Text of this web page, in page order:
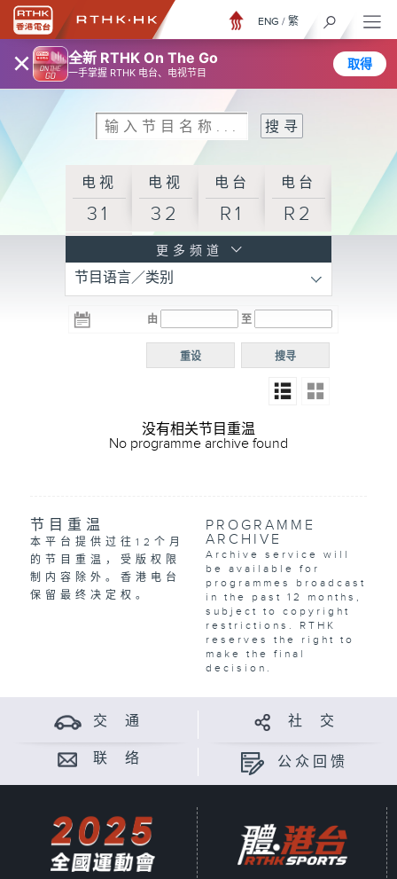
× 全新 RTHK On The Go
一手掌握 RTHK 电台、电视节目
取得
ENG / 繁
电视
31
电视
32
电台
R1
电台
R2
R3
电台 电台
R5
电台
普通
更多频道
节目语言／类别
由 至
搜寻
重设
没有相关节目重温
No programme archive found
节目重温
本平台提供过往12个月
的节目重温，受版权限
制内容除外。香港电台
保留最终决定权。
PROGRAMME
ARCHIVE
Archive service will
be available for
programmes broadcast
in the past 12 months,
subject to copyright
restrictions. RTHK
reserves the right to
make the final
decision.
交 通 社 交
联 络 公众回馈